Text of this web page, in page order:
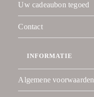
Uw cadeaubon tegoed
Contact
INFORMATIE
Algemene voorwaarden